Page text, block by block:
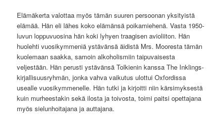
Elämäkerta valottaa myös tämän suuren persoonan yksityistä
elämää. Hän eli lähes koko elämänsä poikamiehenä. Vasta 1950-
luvun loppuvuosina hän koki lyhyen traagisen avioliiton. Hän
huolehti vuosikymmeniä ystävänsä äidistä Mrs. Mooresta tämän
kuolemaan saakka, samoin alkoholismiin taipuvaisesta
veljestään. Hän perusti ystävänsä Tolkienin kanssa The Inklings-
kirjallisuusryhmän, jonka vahva vaikutus ulottui Oxfordissa
usealle vuosikymmenelle. Hän tutki ja kirjoitti niin kärsimyksestä
kuin murheestakin sekä ilosta ja toivosta, toimi paitsi opettajana
myös sielunhoitajana ja auttajana.